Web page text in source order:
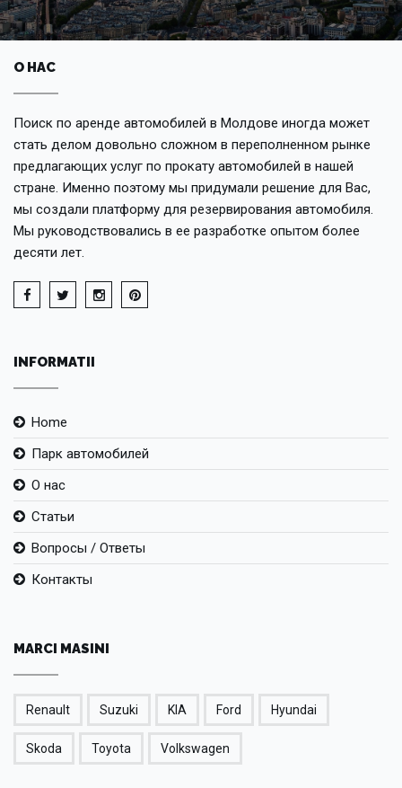
О НАС
Поиск по аренде автомобилей в Молдове иногда может
стать делом довольно сложном в переполненном рынке
предлагающих услуг по прокату автомобилей в нашей
стране. Именно поэтому мы придумали решение для Вас,
мы создали платформу для резервирования автомобиля.
Мы руководствовались в ее разработке опытом более
десяти лет.
INFORMATII
Home
Парк автомобилей
О нас
Статьи
Вопросы / Ответы
Контакты
MARCI MASINI
Renault Suzuki KIA Ford Hyundai
Skoda Toyota Volkswagen